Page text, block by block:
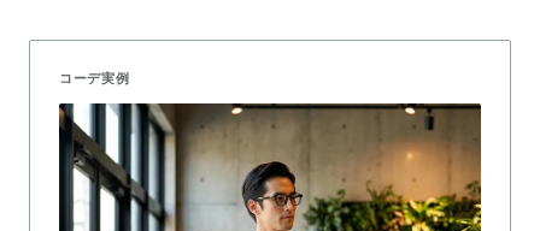
コーデ実例